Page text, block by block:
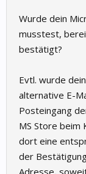
Wurde dein
musstest,
bestätigt?
Evtl. wurde
alternative E-
Posteingang
MS Store beim
dort eine
der
Adresse,